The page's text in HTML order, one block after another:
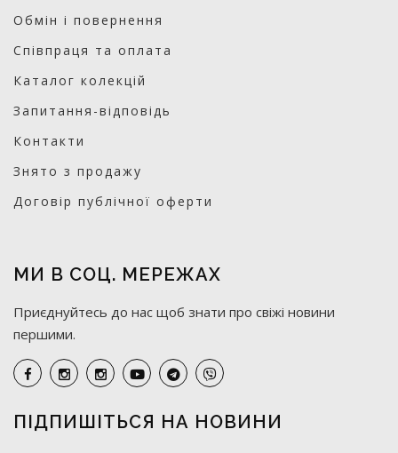
Обмін і повернення
Співпраця та оплата
Каталог колекцій
Запитання-відповідь
Контакти
Знято з продажу
Договір публічної оферти
МИ В СОЦ. МЕРЕЖАХ
Приєднуйтесь до нас щоб знати про свіжі новини
першими.
ПІДПИШІТЬСЯ НА НОВИНИ